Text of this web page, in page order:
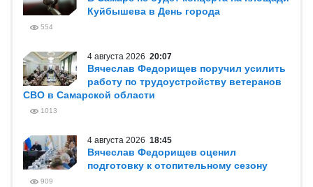
Куйбышева в День города
554
4 августа 2026 20:07
Вячеслав Федорищев поручил усилить
работу по трудоустройству ветеранов
СВО в Самарской области
1013
4 августа 2026 18:45
Вячеслав Федорищев оценил
подготовку к отопительному сезону
909